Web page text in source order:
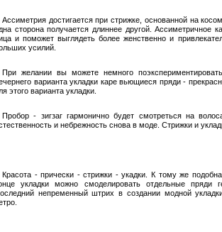
Ассиметрия достигается при стрижке, основанной на
сторона получается длиннее другой. Ассиметричное
и поможет выглядеть более женственно и
усилий.
При желании вы можете немного
варианта укладки каре вьющиеся пряди -
этого варианта укладки.
Пробор - зигзаг гармонично будет смотреться на
и небрежность снова в моде. Стрижки и
Красота - прически - стрижки - укадки. К тому же
укладки можно смоделировать отдельные пряди
непременный штрих в создании модной